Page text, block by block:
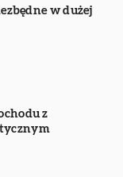
w dużej
z